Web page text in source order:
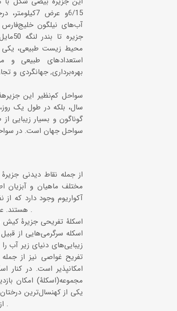
6/15و عرض
آب‌های نیلگون
محیط زیست طبیعی، یکی
استعدادهای طبیعی و
بهره‌برداری, جهانگردی و
سواحل کم‌نظیر این
سال، بلکه در طول یک
گونا‌گون و بسیار زیبایی
سواحل جهان است. در
از جمله نقاط دیدنی
آکواریوم وجود دارد که
هستند. علاوه بر این، مرکز پرورش و کشت مروارید کیش یکی از جذاب‌ترین دیدنی‌های جزیره است .
اسکلۀ تفریحی جزیرۀ
اسکله سرگرمی‌هایی از
زیبایی‌های دنیای زیر آب
تفریح غواصی نیز از
امکانپذیر است. در
مجموعه(اسکلۀ) امکان
یکی از کهنسال‌ترین
از جمله مراکز زیبا و جذاب جزیرۀکیش می باشد و مسافران بسیاری را به خود جذب می کند .